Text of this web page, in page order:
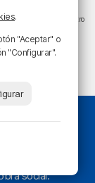
Teatro
tráfico
en Bilbao.
social.
.
"Aceptar" o
"Configurar".